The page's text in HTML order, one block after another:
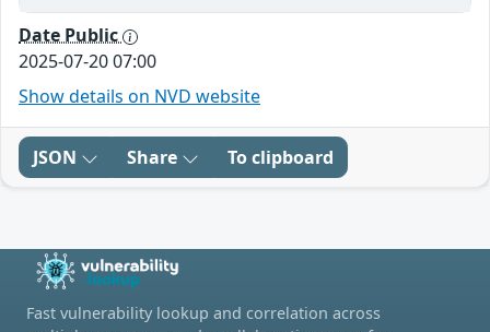
Date Public
2025-07-20 07:00
Show details on NVD website
JSON Share To clipboard
Fast vulnerability lookup and correlation across